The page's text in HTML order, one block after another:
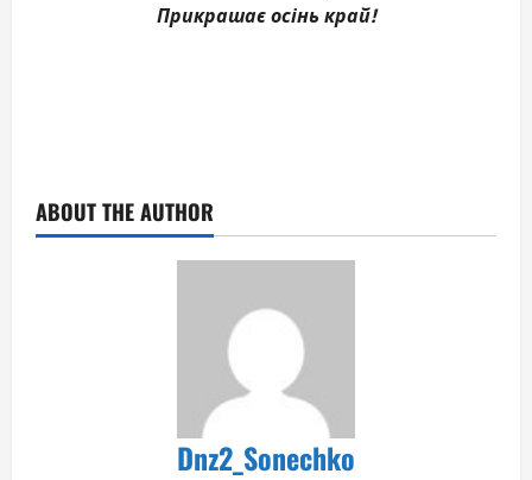
Прикрашає осінь край!
ABOUT THE AUTHOR
Dnz2_Sonechko